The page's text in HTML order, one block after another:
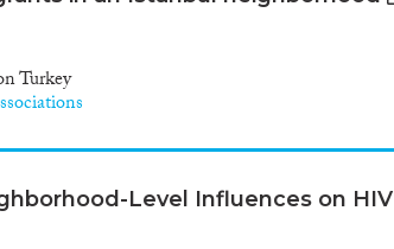
Turkey
Level Influences on HIV